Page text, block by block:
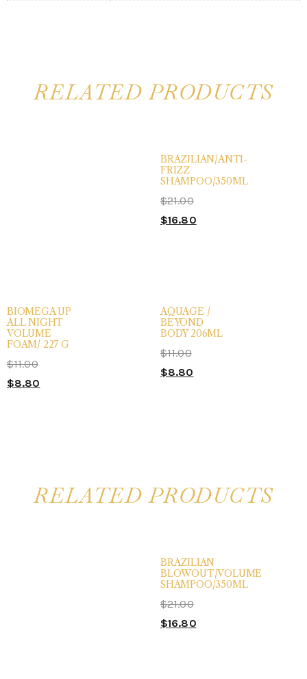
RELATED PRODUCTS
BRAZILIAN/ANTI-
FRIZZ
SHAMPOO/350ML
$21.00
$16.80
BIOMEGA UP
ALL NIGHT
VOLUME
FOAM/ 227 G
$11.00
$8.80
AQUAGE /
BEYOND
BODY 206ML
$11.00
$8.80
RELATED PRODUCTS
BRAZILIAN
BLOWOUT/VOLUME
SHAMPOO/350ML
$21.00
$16.80